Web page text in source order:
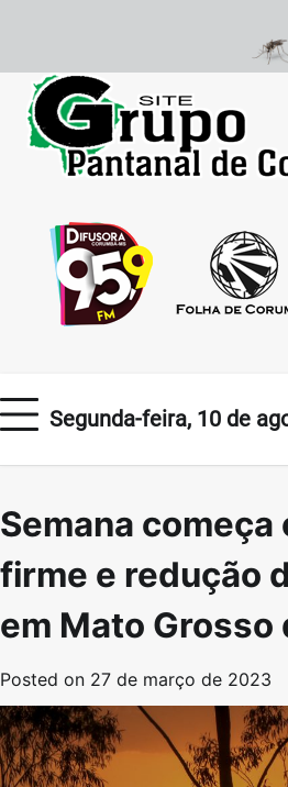
content
Segunda-feira, 10 de
Semana começa
firme e redução
em Mato Grosso
Posted on 27 de março de 2023